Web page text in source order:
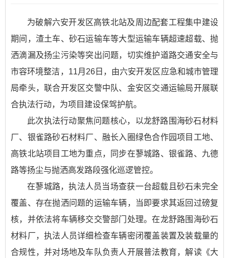
为破解六安开发区高铁北站及周边配套工程集中建设
期间，渣土车、砂石运输车等大型运输车辆超速超载、抛
洒滴漏及扬尘污染等突出问题，切实维护道路交通安全与
市容环境整洁，11月26日，由六安开发区应急和城市管理
局牵头，联合开发区交警中队、金安区交通运输局开展联
合执法行动，为项目建设保驾护航。
此次执法行动聚焦问题核心，以龙舒路围海砂石材料
厂、银雀路砂石材料厂、融长入圈绿色合作园项目工地、
高铁北站项目工地为重点，同步在蓼城路、银雀路、九德
路等扬尘与抛洒高发路段强化巡逻管控。
在蓼城路，执法人员当场查获一台超载且砂石未完全
覆盖、存在抛洒问题的运输车辆，当即要求其返回过磅复
核，并依法将车辆移交交警部门处理。在龙舒路围海砂石
材料厂，执法人员详细检查车辆密闭覆盖装置及装载量的
合规性，并对场地及车队负责人开展普法教育，解读《大